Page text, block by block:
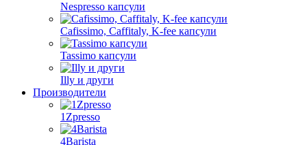
Nespresso капсули
Cafissimo, Caffitaly, K-fee капсули
Tassimo капсули
Illy и други
Производители
1Zpresso
4Barista